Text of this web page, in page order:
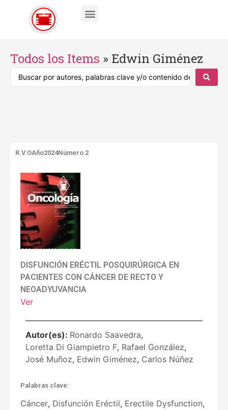
Todos los Items » Edwin Giménez
R.V.OAño2024Número 2
DISFUNCIÓN ERÉCTIL POSQUIRÚRGICA EN
PACIENTES CON CÁNCER DE RECTO Y
NEOADYUVANCIA
Ver
Autor(es): Ronardo Saavedra,
Loretta Di Giampietro F, Rafael González,
José Muñoz, Edwin Giménez, Carlos Núñez
Palabras clave:
Cáncer, Disfunción Eréctil, Erectile Dysfunction,